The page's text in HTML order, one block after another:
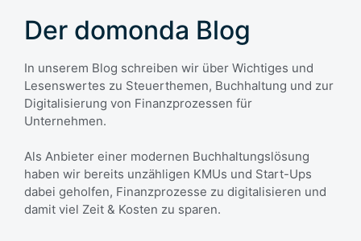
Der domonda Blog
In unserem Blog schreiben wir über Wichtiges und
Lesenswertes zu Steuerthemen, Buchhaltung und zur
Digitalisierung von Finanzprozessen für
Unternehmen.
Als Anbieter einer modernen Buchhaltungslösung
haben wir bereits unzähligen KMUs und Start-Ups
dabei geholfen, Finanzprozesse zu digitalisieren und
damit viel Zeit & Kosten zu sparen.